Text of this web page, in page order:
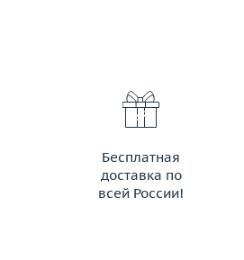
Бесплатная
доставка по
всей России!